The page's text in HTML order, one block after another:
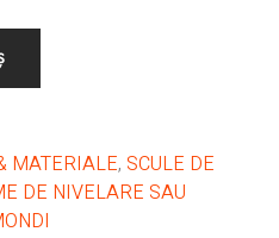
MATERIALE, SCULE DE
DE NIVELARE SAU